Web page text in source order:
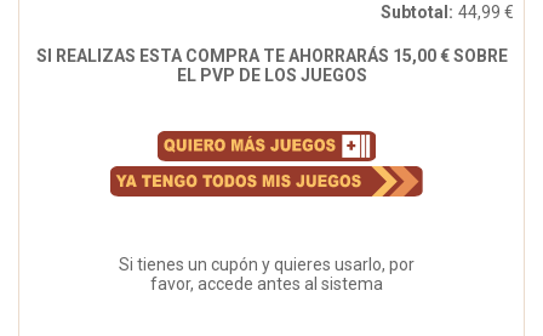
Subtotal: 44,99 €
SI REALIZAS ESTA COMPRA TE AHORRARÁS 15,00 € SOBRE
EL PVP DE LOS JUEGOS
Si tienes un cupón y quieres usarlo, por
favor, accede antes al sistema